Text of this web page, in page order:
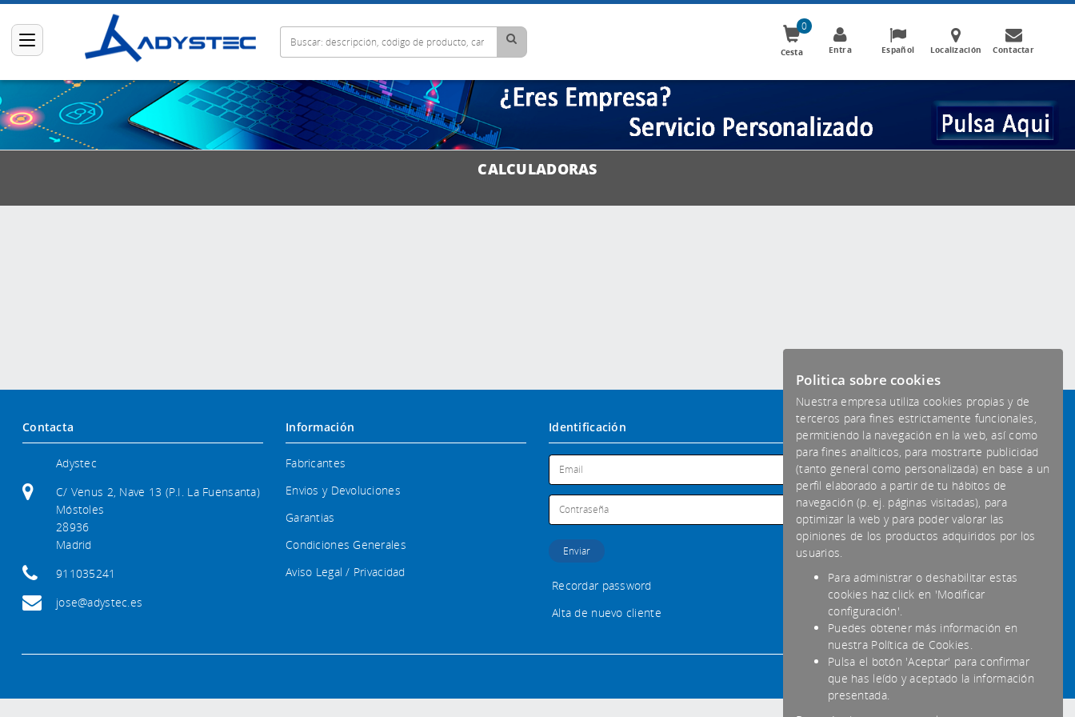
Cesta
0
Entra Español Localización Contactar
CALCULADORAS
Contacta
Adystec
C/ Venus 2, Nave 13 (P.I. La Fuensanta)
Móstoles
28936
Madrid
911035241
jose@adystec.es
Información
Fabricantes
Envios y Devoluciones
Garantias
Condiciones Generales
Aviso Legal / Privacidad
Identificación
Recordar password
Alta de nuevo cliente
Formas de pago aceptadas
Habitual
Transferencia
Efectivo
Politica sobre cookies
Nuestra empresa utiliza cookies propias y de
terceros para fines estrictamente funcionales,
permitiendo la navegación en la web, así como
para fines analíticos, para mostrarte publicidad
(tanto general como personalizada) en base a un
perfil elaborado a partir de tu hábitos de
navegación (p. ej. páginas visitadas), para
optimizar la web y para poder valorar las
opiniones de los productos adquiridos por los
usuarios.
Para administrar o deshabilitar estas
cookies haz click en 'Modificar
configuración'.
Puedes obtener más información en
nuestra Política de Cookies.
Pulsa el botón 'Aceptar' para confirmar
que has leído y aceptado la información
presentada.